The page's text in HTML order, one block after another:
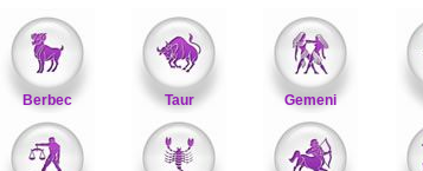
Berbec Taur Gemeni